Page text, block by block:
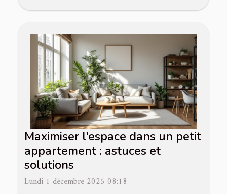
Maximiser l'espace dans un petit
appartement : astuces et
solutions
Lundi 1 décembre 2025 08:18